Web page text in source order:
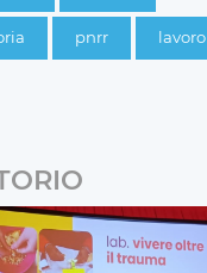
pnrr lavoro